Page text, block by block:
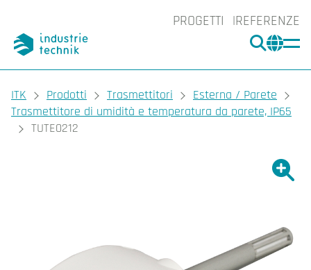
PROGETTI REFERENZE
CERCA
You are here:
ITK Prodotti Trasmettitori
Esterna / Parete
Trasmettitore di umidità e temperatura da parete, IP65
TUTE0212